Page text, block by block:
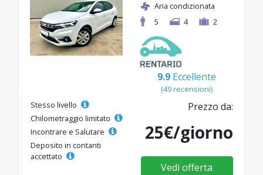
Aria condizionata
5
4 2
9.9 Eccellente
(49 recensioni)
Stesso livello
Chilometraggio limitato
Incontrare e Salutare
Deposito in contanti
accettato
Prezzo da:
25€/giorno
Vedi offerta